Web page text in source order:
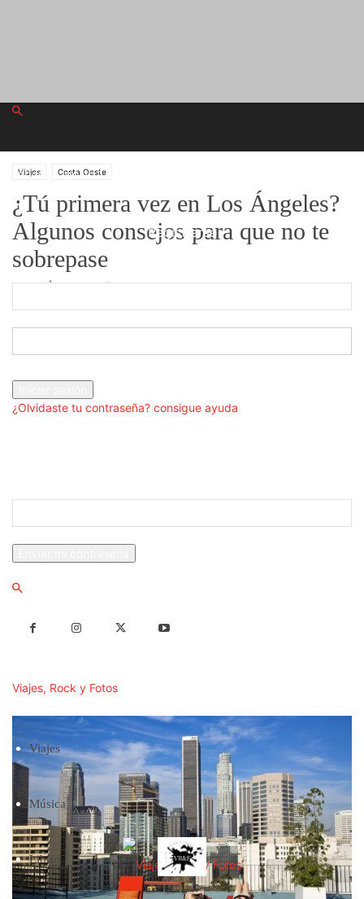
sábado, agosto 1, 2026
Registrarse
¡Bienvenido! Ingresa en tu cuenta
¿Olvidaste tu contraseña? consigue ayuda
Viajes, Rock y Fotos
Viajes
Música
Libros
Viajes Costa Oeste
¿Tú primera vez en Los Ángeles?
Algunos consejos para que no te
sobrepase
Por JR Álvaro González -